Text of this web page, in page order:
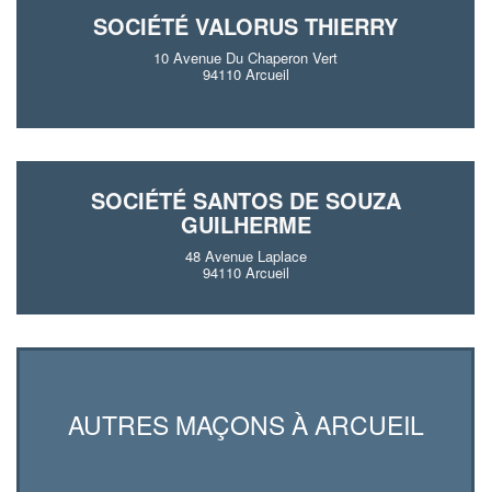
SOCIÉTÉ VALORUS THIERRY
10 Avenue Du Chaperon Vert
94110 Arcueil
SOCIÉTÉ SANTOS DE SOUZA
GUILHERME
48 Avenue Laplace
94110 Arcueil
AUTRES MAÇONS À ARCUEIL